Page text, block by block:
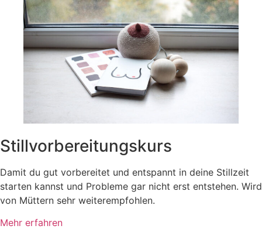
Stillvorbereitungskurs
Damit du gut vorbereitet und entspannt in deine Stillzeit
starten kannst und Probleme gar nicht erst entstehen. Wird
von Müttern sehr weiterempfohlen.
Mehr erfahren